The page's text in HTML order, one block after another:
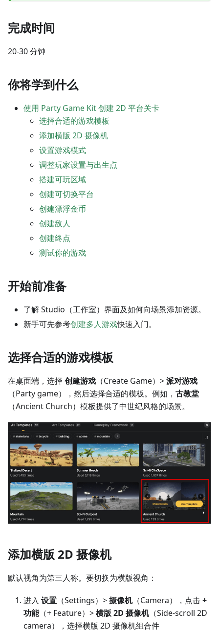
完成时间
20-30 分钟
你将学到什么
使用 Party Game Kit 创建 2D 平台关卡
选择合适的游戏模板
添加横版 2D 摄像机
设置游戏模式
调整玩家设置与出生点
搭建可玩区域
创建可切换平台
创建漂浮金币
创建敌人
创建终点
测试你的游戏
开始前准备
了解 Studio（工作室）界面及如何向场景添加资源。
新手可先参考创建多人游戏快速入门。
选择合适的游戏模板
在桌面端，选择 创建游戏 （Create Game）>派对游戏
（Party game），然后选择合适的模板。例如， 古教堂
（Ancient Church）模板提供了中世纪风格的场景。
添加横版 2D 摄像机
默认视角为第三人称。要切换为横版视角：
进入 设置 （Settings）>摄像机（Camera），点击+
功能（+ Feature）>横版 2D 摄像机（Side-scroll 2D
camera），选择横版 2D 摄像机组合件